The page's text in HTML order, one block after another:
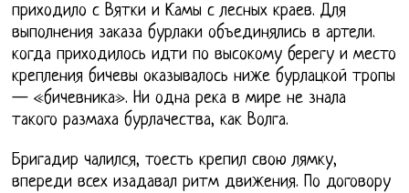
приходило с Вятки и Камы с лесных краев. Для
выполнения заказа бурлаки объединялись в артели.
когда приходилось идти по высокому берегу и место
крепления бичевы оказывалось ниже бурлацкой тропы
— «бичевника». Ни одна река в мире не знала
такого размаха бурлачества, как Волга.
Бригадир чалился, тоесть крепил свою лямку,
впереди всех изадавал ритм движения. По договору